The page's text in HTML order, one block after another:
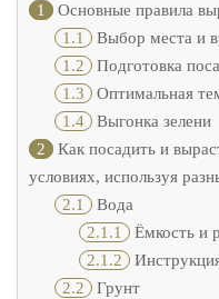
1
Основные правила
1.1 Выбор места и
1.2 Подготовка
1.3 Оптимальная
1.4 Выгонка зелени
2
Как посадить и
условиях, используя
2.1 Вода
2.1.1
Ёмкость и
2.1.2
2.2 Грунт